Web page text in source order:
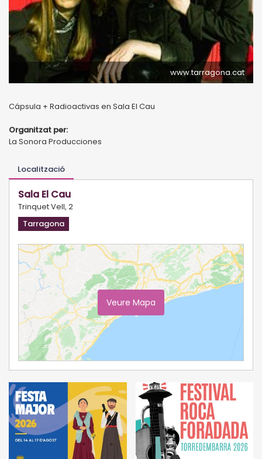
www.tarragona.cat
Cápsula + Radioactivas en Sala El Cau
Organitzat per:
La Sonora Producciones
Localització
Sala El Cau
Trinquet Vell, 2
Tarragona
Veure Mapa